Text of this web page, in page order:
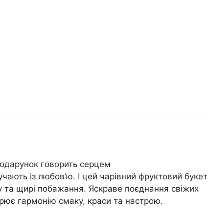
говорить серцем
із любов’ю. І цей чарівний фруктовий букет
та щирі побажання. Яскраве поєднання свіжих
гармонію смаку, краси та настрою.